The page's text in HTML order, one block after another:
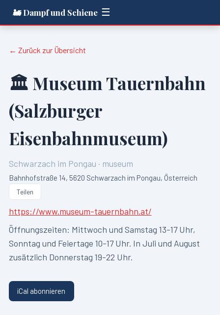
🚂 Dampf und Schiene ☰
← Zurück zur Übersicht
🏛️ Museum Tauernbahn
(Salzburger
Eisenbahnmuseum)
Schwarzach im Pongau · museum
Bahnhofstraße 14, 5620 Schwarzach im Pongau, Österreich
Teilen
https://www.museum-tauernbahn.at/
Öffnungszeiten: Mittwoch und Samstag 13-17 Uhr,
Sonntag und Feiertage 10-17 Uhr. In Juli und August
zusätzlich Donnerstag 19-22 Uhr.
iCal abonnieren